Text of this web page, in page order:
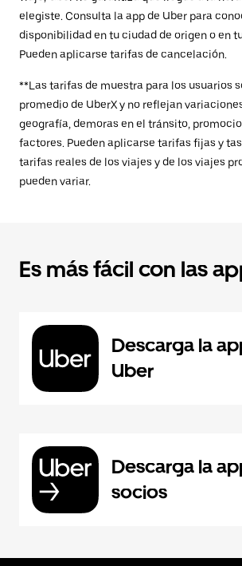
elegiste. Consulta la app de Uber para
disponibilidad en tu ciudad de origen o en
Pueden aplicarse tarifas de cancelación.
**Las tarifas de muestra para los usuarios
promedio de UberX y no reflejan
geografía, demoras en el tránsito,
factores. Pueden aplicarse tarifas fijas y
tarifas reales de los viajes y de los viajes
pueden variar.
Es más fácil con las
Descarga la
Uber
Descarga la
socios